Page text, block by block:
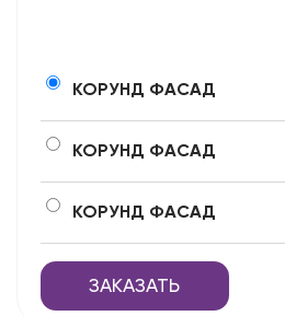
КОРУНД ФАСАД
КОРУНД ФАСАД
КОРУНД ФАСАД
ЗАКАЗАТЬ